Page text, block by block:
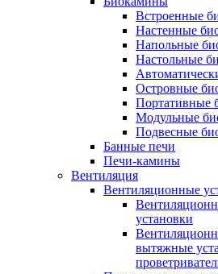
Встроенные
Настенные
Напольные
Настольные
Островные
Портативные
Модульные
Подвесные
Банные печи
Печи-камины
Вентиляция
Вентиляционные
установки
вытяжные